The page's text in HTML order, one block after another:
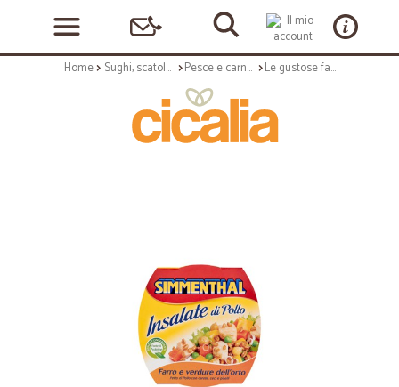
Home Sughi, scatolame e condimenti Pesce e carne in scatola Le gustose farro/verdure Simmenthal - gr.160